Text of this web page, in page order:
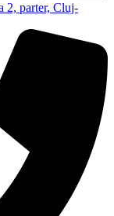
2, parter, Cluj-